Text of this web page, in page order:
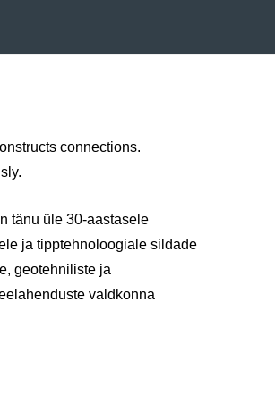
connections.
tänu üle 30-aastasele
ja tipptehnoloogiale sildade
geotehniliste ja
valdkonna